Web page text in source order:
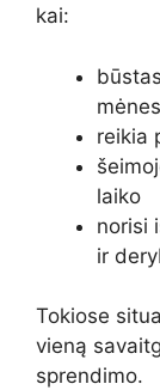
kai:
reikia
laiko
norisi
ir
Tokiose
vieną
sprendimo.